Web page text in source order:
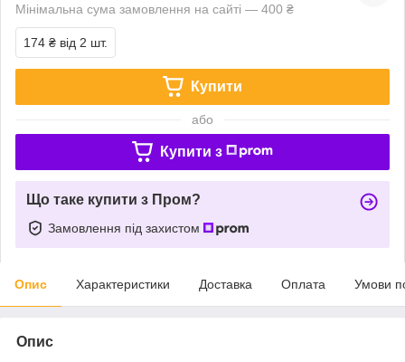
Мінімальна сума замовлення на сайті — 400 ₴
174 ₴ від 2 шт.
Купити
або
Купити з
Що таке купити з Пром?
Замовлення під захистом
Опис Характеристики Доставка Оплата Умови
Опис